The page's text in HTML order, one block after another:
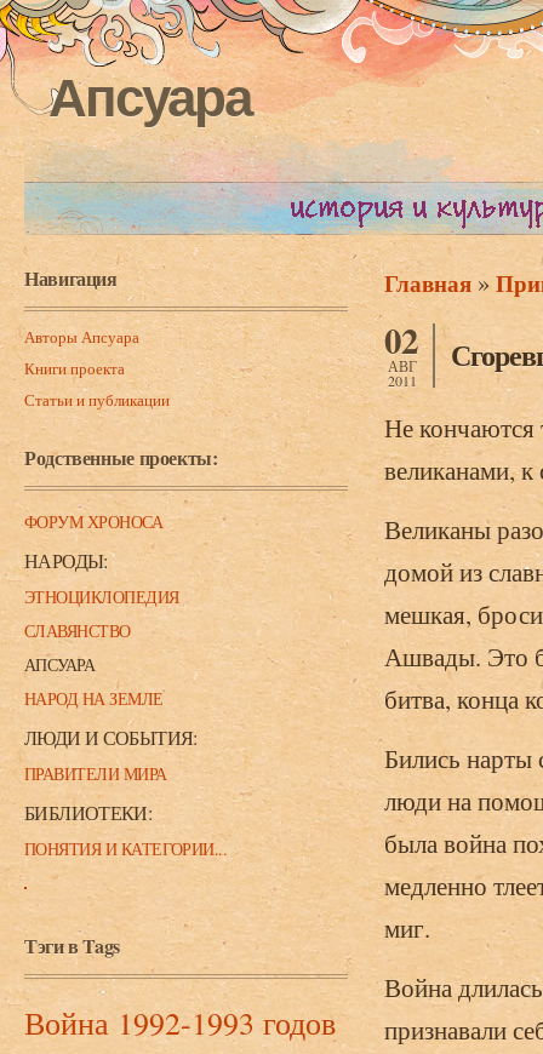
Апсуара
Навигация
Авторы Апсуара
Книги проекта
Статьи и публикации
Родственные проекты:
ФОРУМ ХРОНОСА
НАРОДЫ:
ЭТНОЦИКЛОПЕДИЯ
СЛАВЯНСТВО
АПСУАРА
НАРОД НА ЗЕМЛЕ
ЛЮДИ И СОБЫТИЯ:
ПРАВИТЕЛИ МИРА
БИБЛИОТЕКИ:
ПОНЯТИЯ И КАТЕГОРИИ...
Тэги в Tags
Война 1992-1993 годов
Вы здесь
Главная »
02
АВГ
2011
Не кончаются
великанами,
Великаны
домой из
мешкая,
Ашвады. Это
битва, конца
Бились нарты
люди на
была война
медленно
миг.
Война
признавали